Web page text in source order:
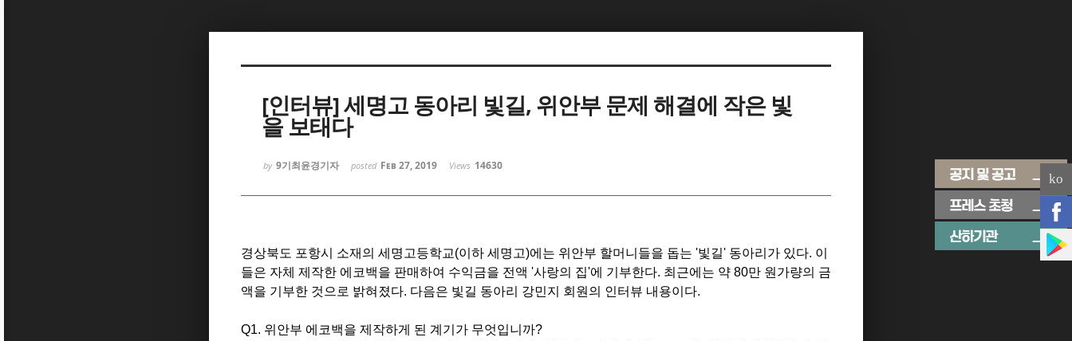
[인터뷰] 세명고 동아리 빛길, 위안부 문제 해결에 작은 빛
을 보태다
by 9기최윤경기자 posted Feb 27, 2019 Views 14630
경상북도 포항시 소재의 세명고등학교(이하 세명고)에는 위안부 할머니들을 돕는 '빛길' 동아리가 있다. 이
들은 자체 제작한 에코백을 판매하여 수익금을 전액 '사랑의 집'에 기부한다. 최근에는 약 80만 원가량의 금
액을 기부한 것으로 밝혀졌다. 다음은 빛길 동아리 강민지 회원의 인터뷰 내용이다.
Q1. 위안부 에코백을 제작하게 된 계기가 무엇입니까?
ko
Sketchbook5, 스케치북5
Sketchbook5, 스케치북5